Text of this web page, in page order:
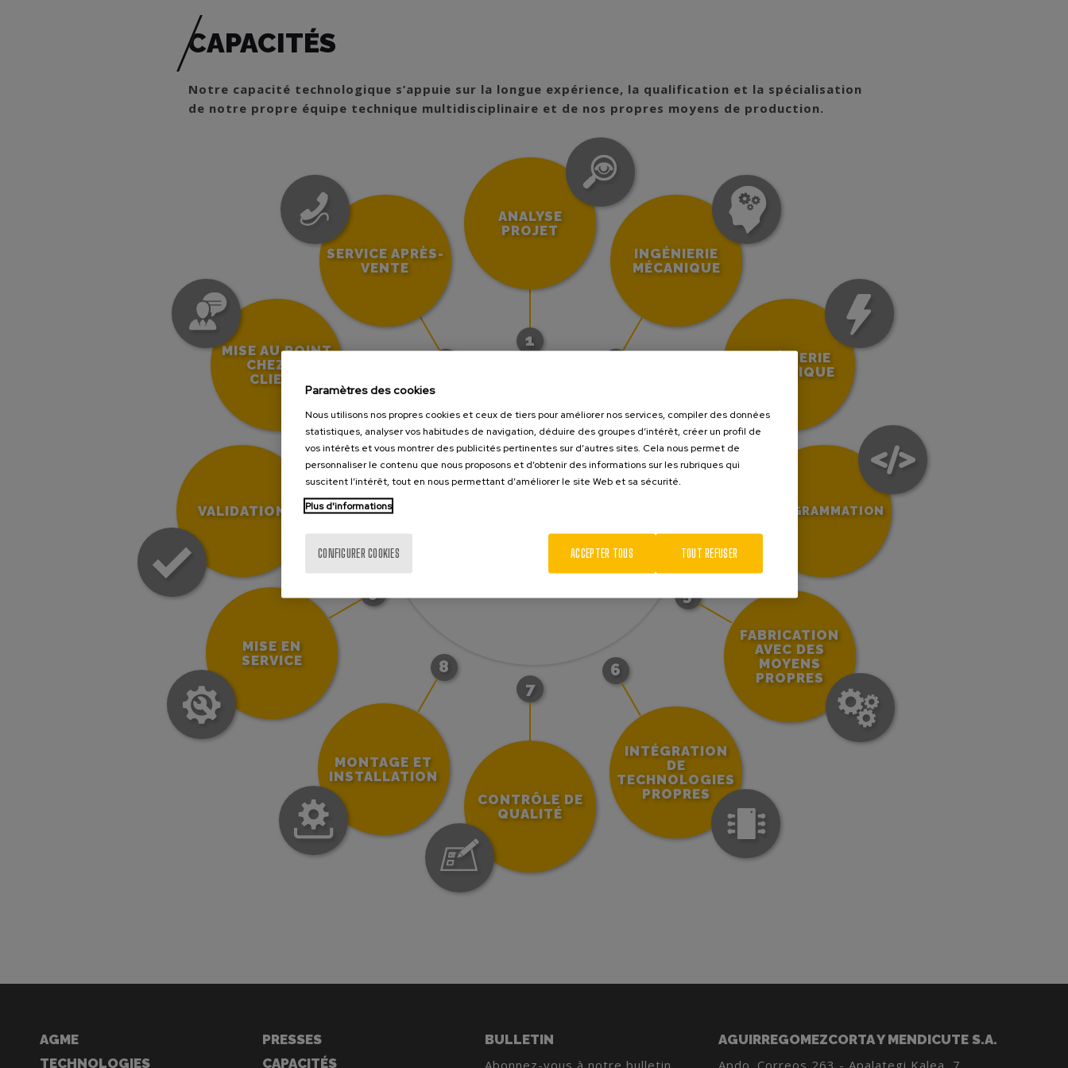
CAPACITÉS
Notre capacité technologique s’appuie sur la longue expérience, la qualification et la spécialisation
de notre propre équipe technique multidisciplinaire et de nos propres moyens de production.
1
ANALYSE
PROJET
INGÉNIERIE
MÉCANIQUE
3
INGÉNIERIE
ÉLECTRIQUE
PROGRAMMATION
5
FABRICATION
AVEC DES
MOYENS
PROPRES
6
INTÉGRATION
DE
TECHNOLOGIES
PROPRES
7
CONTRÔLE DE
QUALITÉ
8
MONTAGE ET
INSTALLATION
MISE EN
SERVICE
10
VALIDATION
11
MISE AU POINT
CHEZ LE
CLIENT
SERVICE APRÈS-
VENTE
EXPÉRIENCE
AGME
TECHNOLOGIES
PRESSES
CAPACITÉS
BULLETIN
AGUIRREGOMEZCORTA Y MENDICUTE S.A.
Paramètres des cookies
Nous utilisons nos propres cookies et ceux de tiers pour améliorer nos services, compiler des données
statistiques, analyser vos habitudes de navigation, déduire des groupes d’intérêt, créer un profil de
vos intérêts et vous montrer des publicités pertinentes sur d’autres sites. Cela nous permet de
personnaliser le contenu que nous proposons et d’obtenir des informations sur les rubriques qui
suscitent l’intérêt, tout en nous permettant d’améliorer le site Web et sa sécurité.
Plus d'informations
CONFIGURER COOKIES TOUT REFUSER
ACCEPTER TOUS